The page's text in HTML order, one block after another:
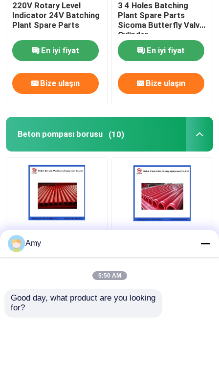
220V Rotary Level
Indicator 24V Batching
Plant Spare Parts
En iyi fiyat
Bize ulaşın
3 4 Holes Batching
Plant Spare Parts
Sicoma Butterfly Valve
Cylinder
Electropneumatic
Actuator Cylinder
En iyi fiyat
Bize ulaşın
Beton pompası borusu (10)
Amy
5:50 AM
Good day, what product are you looking
for?